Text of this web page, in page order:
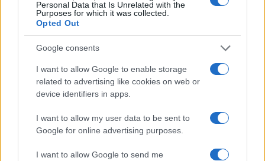
Personal Data that Is Unrelated with the
Purposes for which it was collected.
Opted Out
Google consents
I want to allow Google to enable storage
related to advertising like cookies on web or
device identifiers in apps.
I want to allow my user data to be sent to
Google for online advertising purposes.
I want to allow Google to send me
NEWS